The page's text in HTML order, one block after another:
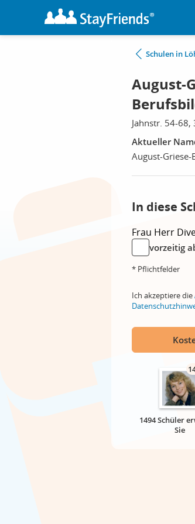
Schulen in
August-
Jahnstr. 54-
Aktueller
August-
In diese
Frau Herr
vorzeitig
* Pflichtfelder
Ich akzeptiere die
1494 Schüler
Sie